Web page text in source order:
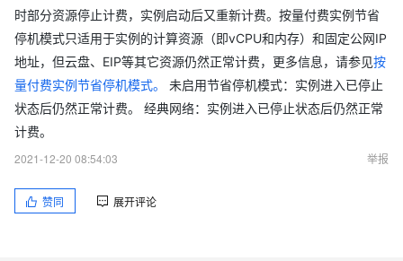
时部分资源停止计费，实例启动后又重新计费。按量付费实例节省
停机模式只适用于实例的计算资源（即vCPU和内存）和固定公网IP
地址，但云盘、EIP等其它资源仍然正常计费，更多信息，请参见按
量付费实例节省停机模式。
未启用节省停机模式：实例进入已停止
状态后仍然正常计费。 经典网络：实例进入已停止状态后仍然正常
计费。
2021-12-20 08:54:03
举报
赞同 展开评论